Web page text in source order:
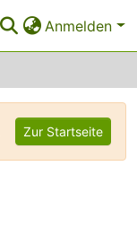
Anmelden
Zur Startseite